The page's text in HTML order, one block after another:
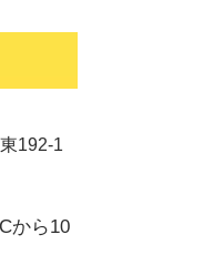
192-1
から10